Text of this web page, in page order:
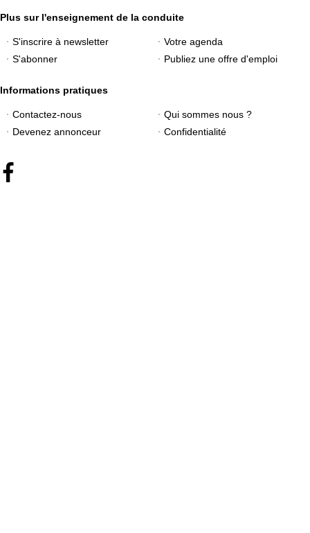
Plus sur l'enseignement de la conduite
S'inscrire à newsletter
Votre agenda
S'abonner
Publiez une offre d'emploi
Informations pratiques
Contactez-nous
Qui sommes nous ?
Devenez annonceur
Confidentialité